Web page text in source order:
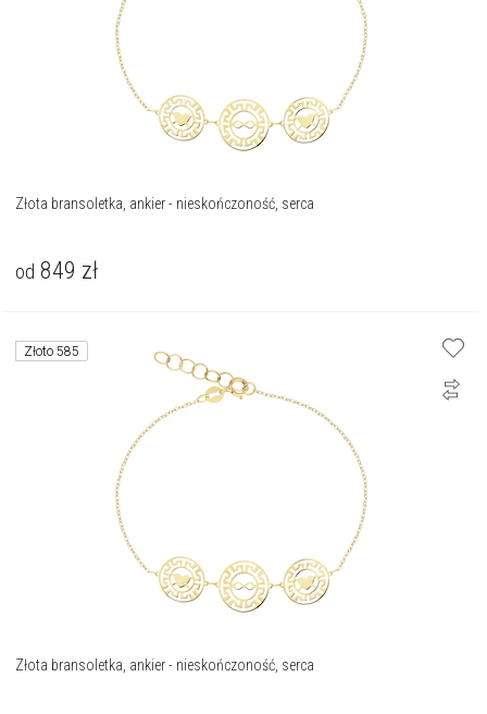
Złota bransoletka, ankier - nieskończoność, serca
od 849 zł
Złoto 585
Złota bransoletka, ankier - nieskończoność, serca